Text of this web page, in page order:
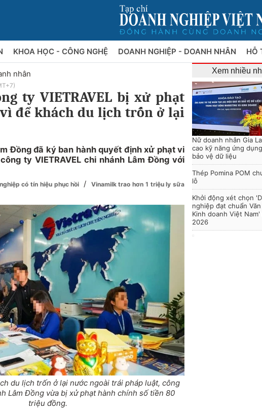
KHOA HỌC - CÔNG NGHỆ DOANH NGHIỆP - DOANH NHÂN HỖ
nhân
ty VIETRAVEL bị xử phạt
để khách du lịch trốn ở lại
Đồng đã ký ban hành quyết định xử phạt vi
ty VIETRAVEL chi nhánh Lâm Đồng với
có tín hiệu phục hồi /
Vinamilk trao hơn 1 triệu ly sữa
du lịch trốn ở lại nước ngoài trái pháp luật, công
Lâm Đồng vừa bị xử phạt hành chính số tiền 80
triệu đồng.
Xem nhiều
Nữ doanh nhân Gia
cao kỹ năng ứng
bảo vệ dữ liệu
Thép Pomina POM
lỗ
Khởi động xét chọn
nghiệp đạt chuẩn
Kinh doanh Việt Nam'
2026